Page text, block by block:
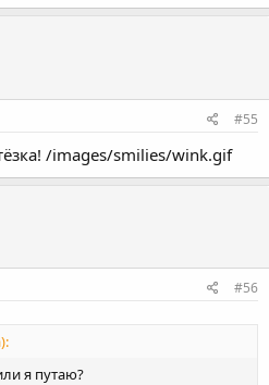
#55
/images/smilies/wink.gif
#56
я путаю?